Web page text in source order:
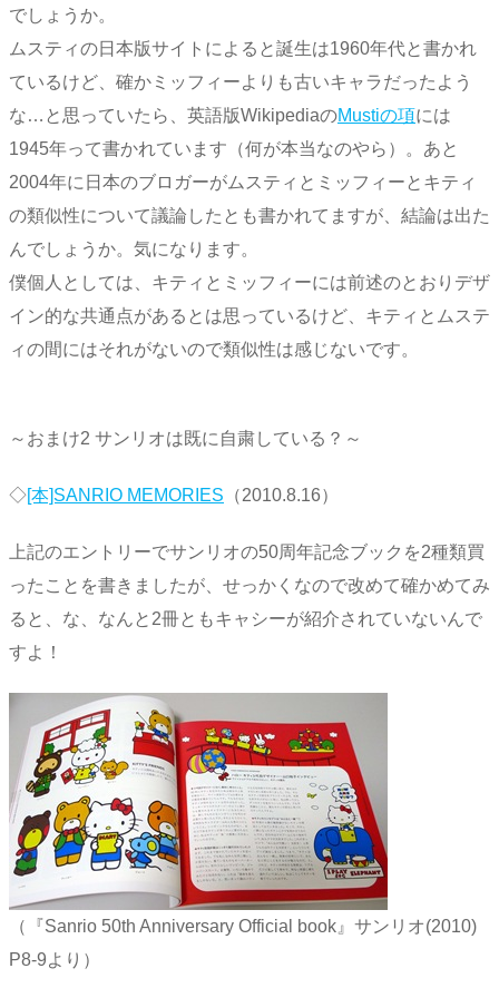
でしょうか。
ムスティの日本版サイトによると誕生は1960年代と書かれ
ているけど、確かミッフィーよりも古いキャラだったよう
な…と思っていたら、英語版WikipediaのMustiの項には
1945年って書かれています（何が本当なのやら）。あと
2004年に日本のブロガーがムスティとミッフィーとキティ
の類似性について議論したとも書かれてますが、結論は出た
んでしょうか。気になります。
僕個人としては、キティとミッフィーには前述のとおりデザ
イン的な共通点があるとは思っているけど、キティとムステ
ィの間にはそれがないので類似性は感じないです。
～おまけ2 サンリオは既に自粛している？～
◇[本]SANRIO MEMORIES （2010.8.16）
上記のエントリーでサンリオの50周年記念ブックを2種類買
ったことを書きましたが、せっかくなので改めて確かめてみ
ると、な、なんと2冊ともキャシーが紹介されていないんで
すよ！
（『Sanrio 50th Anniversary Official book』サンリオ(2010)
P8-9より）